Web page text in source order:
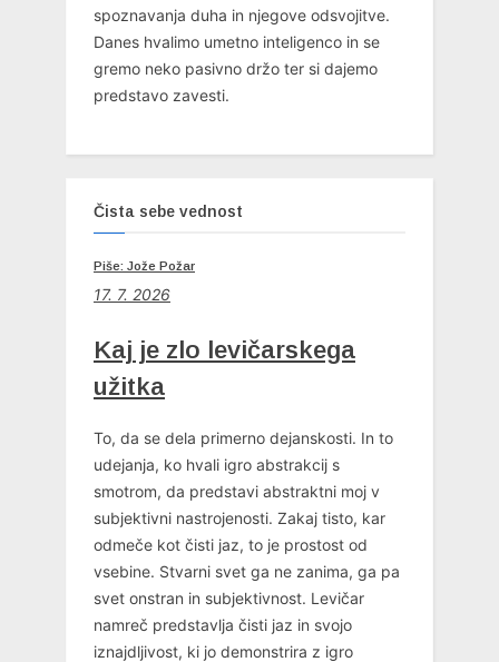
spoznavanja duha in njegove odsvojitve.
Danes hvalimo umetno inteligenco in se
gremo neko pasivno držo ter si dajemo
predstavo zavesti.
Čista sebe vednost
Piše: Jože Požar
17. 7. 2026
Kaj je zlo levičarskega
užitka
To, da se dela primerno dejanskosti. In to
udejanja, ko hvali igro abstrakcij s
smotrom, da predstavi abstraktni moj v
subjektivni nastrojenosti. Zakaj tisto, kar
odmeče kot čisti jaz, to je prostost od
vsebine. Stvarni svet ga ne zanima, ga pa
svet onstran in subjektivnost. Levičar
namreč predstavlja čisti jaz in svojo
iznajdljivost, ki jo demonstrira z igro